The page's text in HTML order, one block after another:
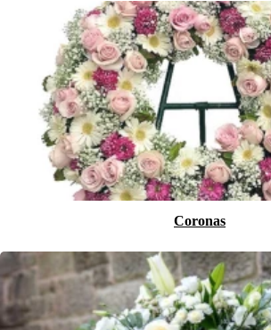
Coronas